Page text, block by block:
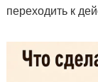
переходить к